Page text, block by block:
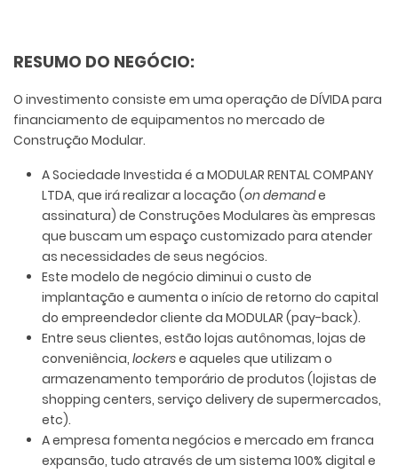
RESUMO DO NEGÓCIO:
O investimento consiste em uma operação de DÍVIDA para
financiamento de equipamentos no mercado de
Construção Modular.
A Sociedade Investida é a MODULAR RENTAL COMPANY
LTDA, que irá realizar a locação (on demande
assinatura) de Construções Modulares às empresas
que buscam um espaço customizado para atender
as necessidades de seus negócios.
Este modelo de negócio diminui o custo de
implantação e aumenta o início de retorno do capital
do empreendedor cliente da MODULAR (pay-back).
Entre seus clientes, estão lojas autônomas, lojas de
conveniência, lockerse aqueles que utilizam o
armazenamento temporário de produtos (lojistas de
shopping centers, serviço delivery de supermercados,
etc).
A empresa fomenta negócios e mercado em franca
expansão, tudo através de um sistema 100% digital e